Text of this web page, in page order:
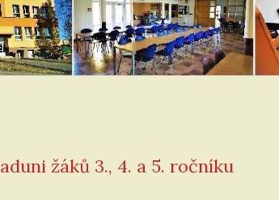
žáků 3., 4. a 5. ročníku